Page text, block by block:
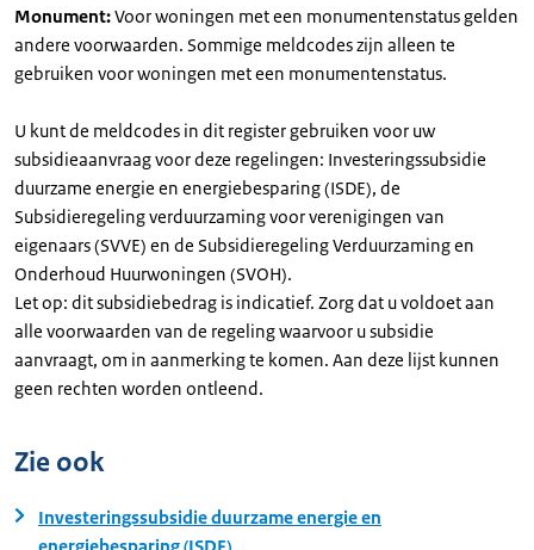
Monument:Voor woningen met een monumentenstatus gelden
andere voorwaarden. Sommige meldcodes zijn alleen te
gebruiken voor woningen met een monumentenstatus.
U kunt de meldcodes in dit register gebruiken voor uw
subsidieaanvraag voor deze regelingen: Investeringssubsidie
duurzame energie en energiebesparing (ISDE), de
Subsidieregeling verduurzaming voor verenigingen van
eigenaars (SVVE) en de Subsidieregeling Verduurzaming en
Onderhoud Huurwoningen (SVOH).
Let op: dit subsidiebedrag is indicatief. Zorg dat u voldoet aan
alle voorwaarden van de regeling waarvoor u subsidie
aanvraagt, om in aanmerking te komen. Aan deze lijst kunnen
geen rechten worden ontleend.
Zie ook
Investeringssubsidie duurzame energie en